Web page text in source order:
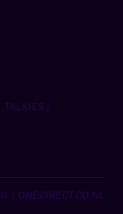
TALKIES |
| ONEDIRECT.CO.NL